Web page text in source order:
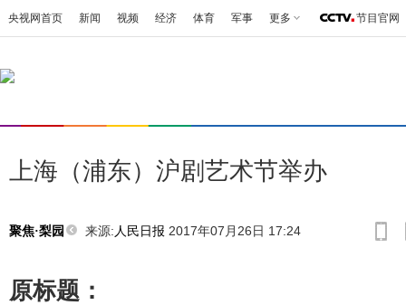
央视网首页 新闻 视频 经济 体育 军事 更多 节目官网
上海（浦东）沪剧艺术节举办
聚焦·梨园 来源: 人民日报 2017年07月26日 17:24
原标题：